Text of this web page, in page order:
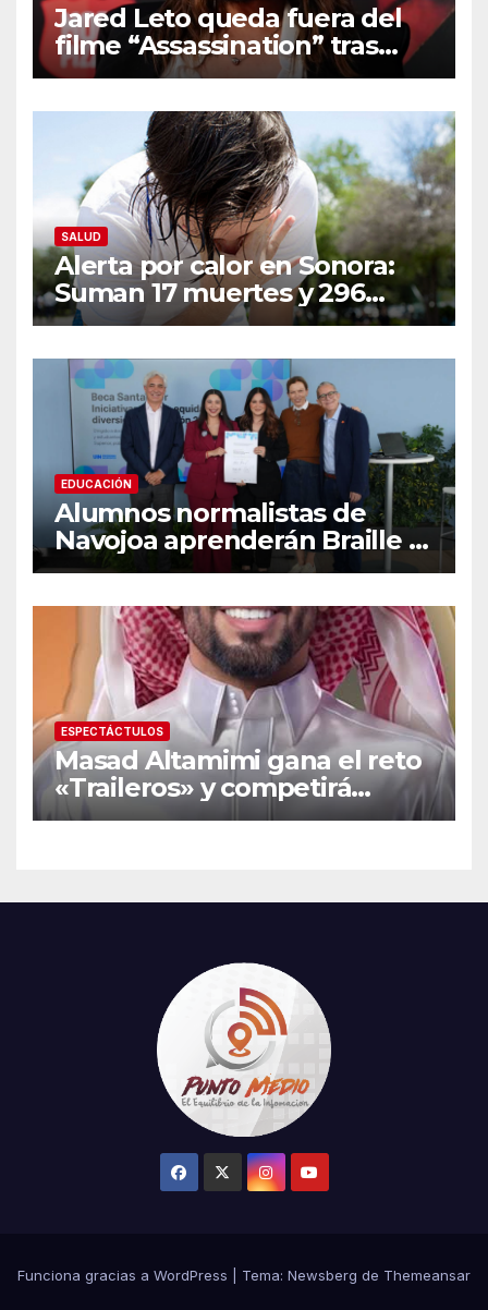
Jared Leto queda fuera del
filme “Assassination” tras
resurgir denuncias de
SALUD
Alerta por calor en Sonora:
Suman 17 muertes y 296
casos; estas son las
señales de alarma
EDUCACIÓN
Alumnos normalistas de
Navojoa aprenderán Braille y
Lengua de Señas tras ganar
ESPECTÁCTULOS
Masad Altamimi gana el reto
«Traileros» y competirá
contra Moisés Peñaloza por
Funciona gracias a WordPress Tema: Newsberg de Themeansar